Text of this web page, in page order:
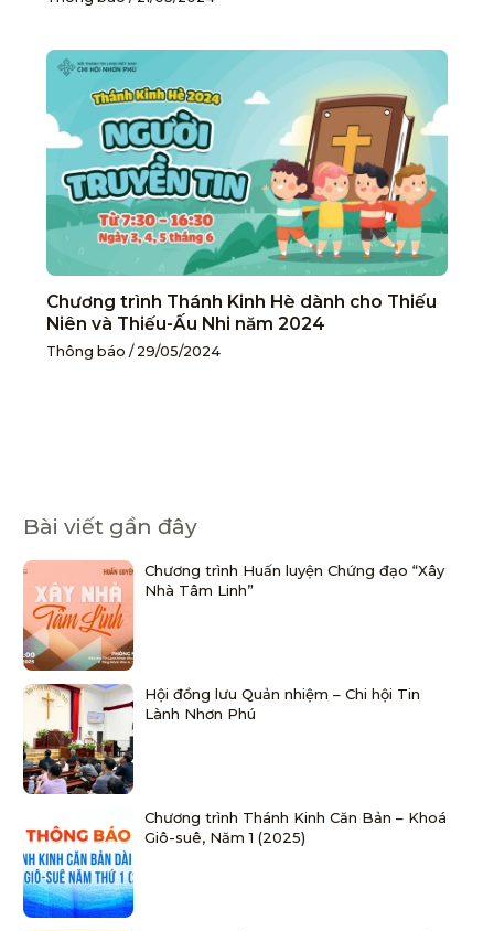
Chương trình Thánh Kinh Hè dành cho Thiếu
Niên và Thiếu-Ấu Nhi năm 2024
Thông báo / 29/05/2024
Bài viết gần đây
Chương trình Huấn luyện Chứng đạo “Xây
Nhà Tâm Linh”
Hội đồng lưu Quản nhiệm – Chi hội Tin
Lành Nhơn Phú
Chương trình Thánh Kinh Căn Bản – Khoá
Giô-suê, Năm 1 (2025)